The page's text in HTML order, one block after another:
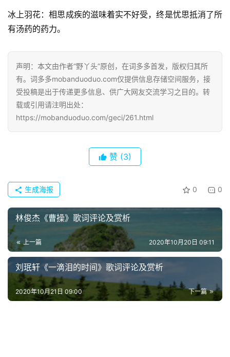
首
页
冰上羽花：相思成疾的滋味着实不好受，终是忧思抵消了所
有汤药的药力。
声明：本文由作者“野丫头”原创，在词多多首发，版权归其所
有。词多多mobanduoduo.com仅提供信息存储空间服务，接
受投稿是出于传递更多信息、供广大网友交流学习之目的。转
载或引用请注明出处：
https://mobanduoduo.com/geci/261.html
赞 (3)
0 0
生成海报
林俊杰《曹操》歌词评论及赏析
上一篇 2020年10月20日 09:11
刘珉轩《一滴泪的时间》歌词评论及赏析
下一篇
2020年10月21日 09:00